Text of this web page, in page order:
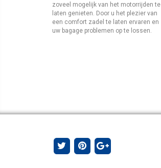
zoveel mogelijk van het motorrijden te
laten genieten. Door u het plezier van
een comfort zadel te laten ervaren en
uw bagage problemen op te lossen.